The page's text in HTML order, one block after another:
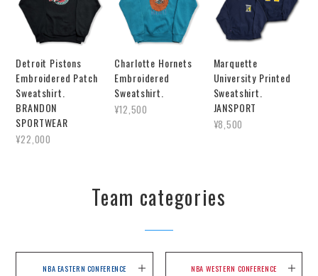
Detroit Pistons
Embroidered Patch
Sweatshirt.
BRANDON
SPORTWEAR
¥22,000
Charlotte Hornets
Embroidered
Sweatshirt.
¥12,500
Marquette
University Printed
Sweatshirt.
JANSPORT
¥8,500
Team categories
NBA EASTERN CONFERENCE NBA WESTERN CONFERENCE